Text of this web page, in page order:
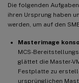
Die folgenden
ihren Ursprung haben
werden, um auf den
Masterimage
MCS-
glättet die Master-
Festplatte zu
ursprünglichen